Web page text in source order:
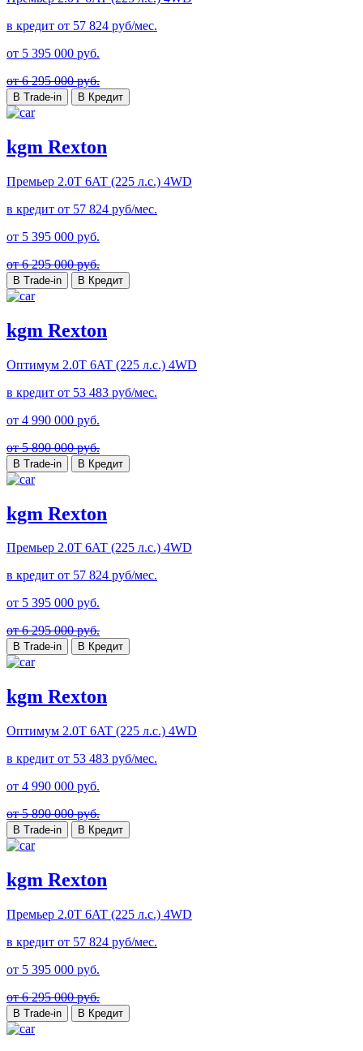
в кредит от 57 824 руб/мес.
от 5 395 000 руб.
от 6 295 000 руб.
В Trade-in В Кредит
kgm Rexton
Премьер 2.0T 6AT (225 л.с.) 4WD
в кредит от 57 824 руб/мес.
от 5 395 000 руб.
от 6 295 000 руб.
В Trade-in В Кредит
kgm Rexton
Оптимум 2.0T 6AT (225 л.с.) 4WD
в кредит от 53 483 руб/мес.
от 4 990 000 руб.
от 5 890 000 руб.
В Trade-in В Кредит
kgm Rexton
Премьер 2.0T 6AT (225 л.с.) 4WD
в кредит от 57 824 руб/мес.
от 5 395 000 руб.
от 6 295 000 руб.
В Trade-in В Кредит
kgm Rexton
Оптимум 2.0T 6AT (225 л.с.) 4WD
в кредит от 53 483 руб/мес.
от 4 990 000 руб.
от 5 890 000 руб.
В Trade-in В Кредит
kgm Rexton
Премьер 2.0T 6AT (225 л.с.) 4WD
в кредит от 57 824 руб/мес.
от 5 395 000 руб.
от 6 295 000 руб.
В Trade-in В Кредит